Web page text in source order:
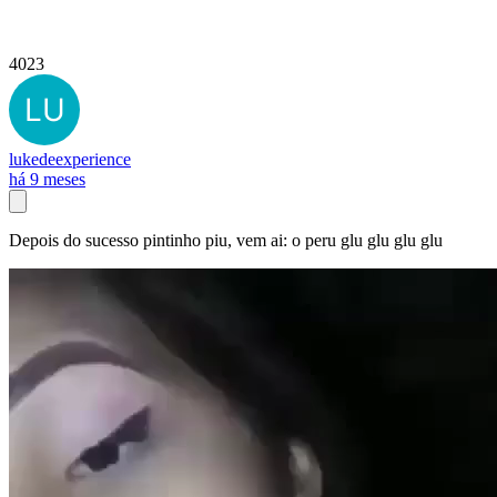
4023
lukedeexperience
há 9 meses
Depois do sucesso pintinho piu, vem ai: o peru glu glu glu glu